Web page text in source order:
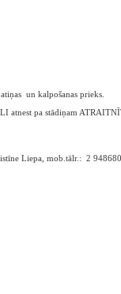
un kalpošanas prieks.
pa stādiņam
Liepa, mob.tālr.: 2